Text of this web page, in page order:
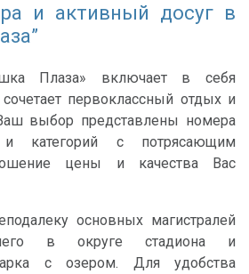
и активный досуг в
Плаза» включает в себя
первоклассный отдых и
выбор представлены номера
категорий с потрясающим
цены и качества Вас
основных магистралей
в округе стадиона и
с озером. Для удобства